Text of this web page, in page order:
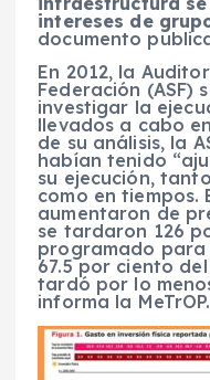
intereses de
documento
En 2012, la
Federación (ASF)
investigar la
llevados a cabo
de su análisis, la
habían tenido
su ejecución,
como en tiempos.
aumentaron de
se tardaron 126
programado para
67.5 por ciento
tardó por lo
informa la MeTrOP.